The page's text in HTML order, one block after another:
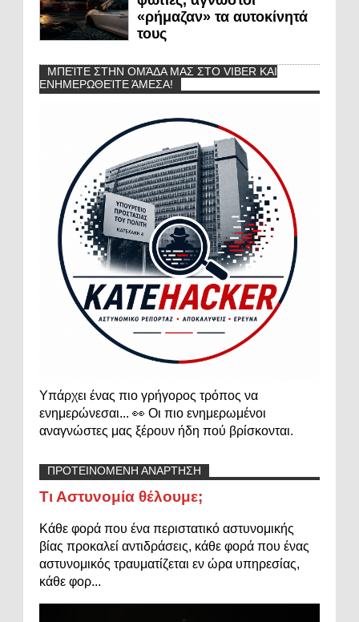
«ρήμαζαν» τα αυτοκίνητά
τους
ΜΠΕΊΤΕ ΣΤΗΝ ΟΜΆΔΑ ΜΑΣ ΣΤΟ VIBER ΚΑΙ
ΕΝΗΜΕΡΩΘΕΊΤΕ ΆΜΕΣΑ!
Υπάρχει ένας πιο γρήγορος τρόπος να
ενημερώνεσαι... 👀 Οι πιο ενημερωμένοι
αναγνώστες μας ξέρουν ήδη πού βρίσκονται.
ΠΡΟΤΕΙΝΟΜΕΝΗ ΑΝΑΡΤΗΣΗ
Τι Αστυνομία θέλουμε;
Κάθε φορά που ένα περιστατικό αστυνομικής
βίας προκαλεί αντιδράσεις, κάθε φορά που ένας
αστυνομικός τραυματίζεται εν ώρα υπηρεσίας,
κάθε φορ...